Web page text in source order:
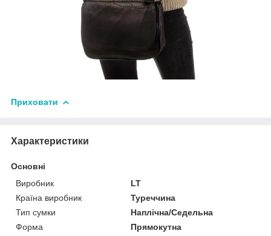
Приховати
Характеристики
Основні
Виробник
LT
Країна виробник
Туреччина
Тип сумки
Наплічна/Седельна
Форма
Прямокутна